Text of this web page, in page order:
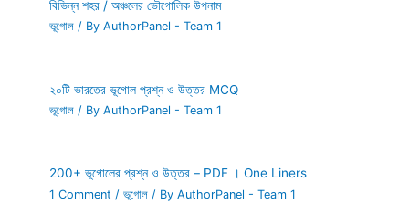
বিভিন্ন শহর / অঞ্চলের ভৌগোলিক উপনাম
ভূগোল / ByAuthorPanel - Team 1
২০টি ভারতের ভূগোল প্রশ্ন ও উত্তর MCQ
ভূগোল / ByAuthorPanel - Team 1
200+ ভূগোলের প্রশ্ন ও উত্তর – PDF । One Liners
1 Comment /ভূগোল / ByAuthorPanel - Team 1